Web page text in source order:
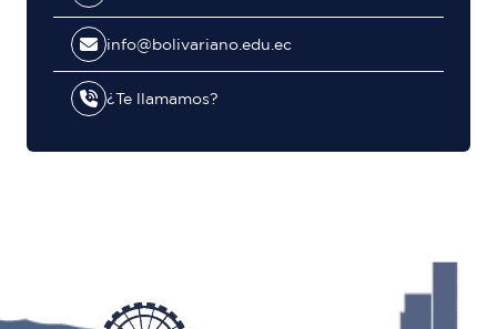
info@bolivariano.edu.ec
¿Te llamamos?